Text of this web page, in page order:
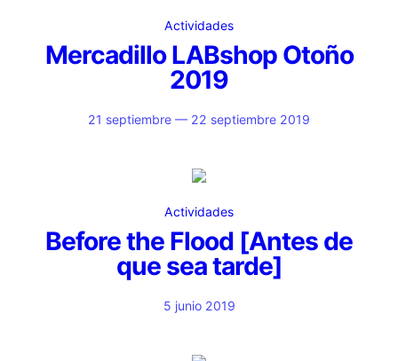
Actividades
Mercadillo LABshop Otoño
2019
21 septiembre — 22 septiembre 2019
Actividades
Before the Flood [Antes de
que sea tarde]
5 junio 2019